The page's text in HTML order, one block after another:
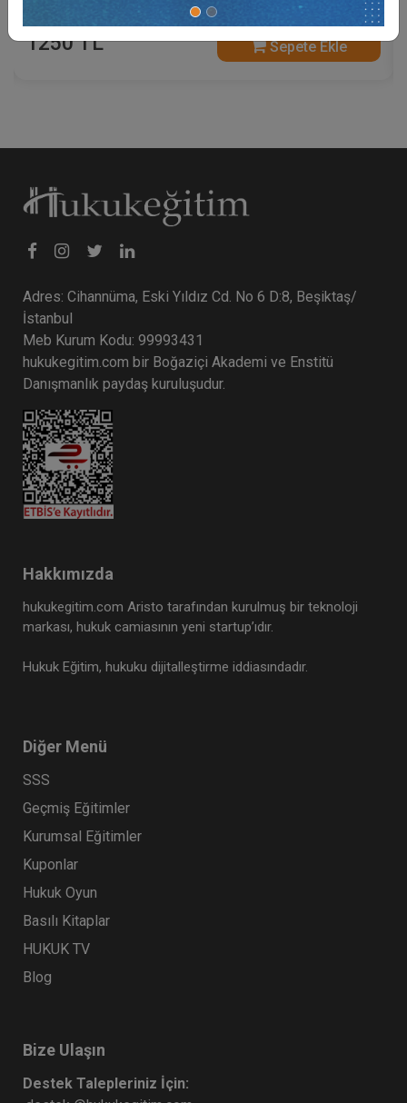
1250 TL Sepete Ekle
Adres: Cihannüma, Eski Yıldız Cd. No 6 D:8, Beşiktaş/
İstanbul
Meb Kurum Kodu: 99993431
hukukegitim.com bir Boğaziçi Akademi ve Enstitü
Danışmanlık paydaş kuruluşudur.
Hakkımızda
hukukegitim.com Aristo tarafından kurulmuş bir teknoloji
markası, hukuk camiasının yeni startup’ıdır.
Hukuk Eğitim, hukuku dijitalleştirme iddiasındadır.
Diğer Menü
SSS
Geçmiş Eğitimler
Kurumsal Eğitimler
Kuponlar
Hukuk Oyun
Basılı Kitaplar
HUKUK TV
Blog
Bize Ulaşın
Destek Talepleriniz İçin: